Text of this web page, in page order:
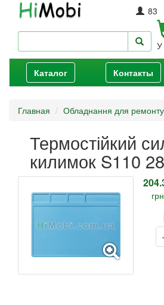
У
83
Каталог Контакты
Главная Обладнання для ремонту
Термостійкий
килимок S110
-